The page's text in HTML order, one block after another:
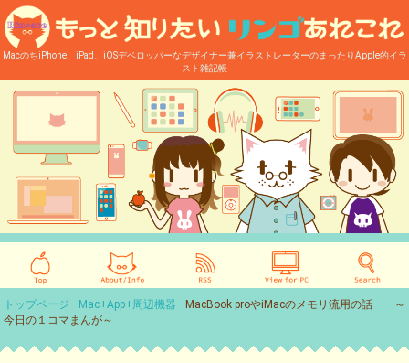
MacのちiPhone、iPad、iOSデベロッパーなデザイナー兼イラストレーターのまったりApple的イラ
スト雑記帳
トップページ Mac+App+周辺機器
MacBook proやiMacのメモリ流用の話 ～
今日の１コマまんが～